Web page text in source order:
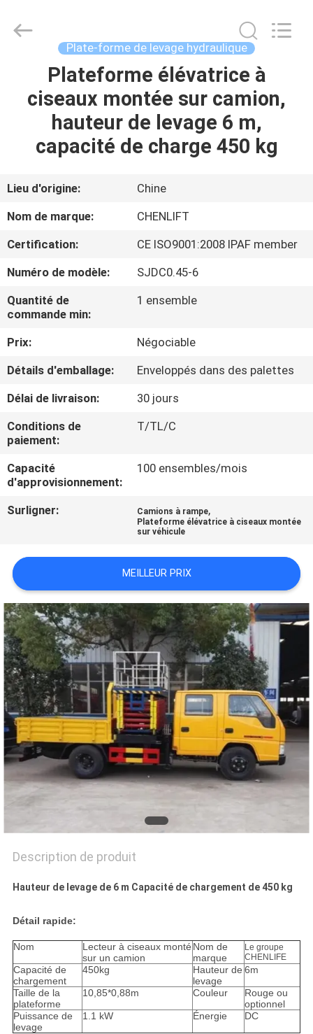
MAISON
À
PROPOS
NOUS
DE
L'USINE
CONTRÔLE
DE
LA
QUALITÉ
CONTACTER
NOUVELLES
DEMANDEZ
UN DEVIS
PLAN
DU
SITE
POLITIQUE
DE
CONFIDENTIALITÉ
MACHINERY
Plate-forme de levage hydraulique
Plateforme élévatrice à
ciseaux montée sur camion,
hauteur de levage 6 m,
capacité de charge 450 kg
Lieu d'origine:
Chine
Nom de marque:
CHENLIFT
Certification:
CE ISO9001:2008 IPAF member
Numéro de modèle:
SJDC0.45-6
Quantité de
commande min:
1 ensemble
Prix:
Négociable
Détails d'emballage:
Enveloppés dans des palettes
Délai de livraison:
30 jours
Conditions de
paiement:
T/TL/C
Capacité
d'approvisionnement:
100 ensembles/mois
Surligner: Camions à rampe,
Plateforme élévatrice à ciseaux montée
sur véhicule
MEILLEUR PRIX
Description de produit
Hauteur de levage de 6 m Capacité de chargement de 450 kg
Détail rapide:
Nom
Lecteur à ciseaux monté
sur un camion
Nom de
marque
Le groupe
CHENLIFE
Capacité de
chargement
450kg
Hauteur de
levage
6m
Taille de la
plateforme
10,85*0,88m Couleur
Rouge ou
optionnel
Puissance de
levage
1.1 kW Énergie DC